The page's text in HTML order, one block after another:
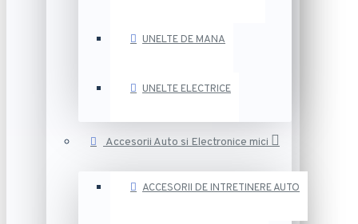
UNELTE DE MANA
UNELTE ELECTRICE
Accesorii Auto si Electronice mici
ACCESORII DE INTRETINERE AUTO